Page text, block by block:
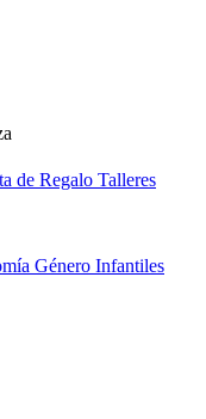
de Regalo Talleres
Género Infantiles